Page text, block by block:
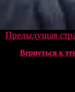
Предыдущая
Вернуться к